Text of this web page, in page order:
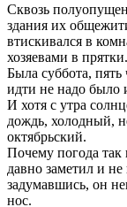
Сквозь
здания их
втискивался в
хозяевами в прятки.
Была суббота,
идти не надо было
И хотя с утра
дождь, холодный,
октябрьский.
Почему погода так
давно заметил и не
задумавшись, он
нос.